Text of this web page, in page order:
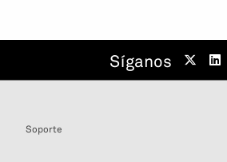
Síganos
Soporte